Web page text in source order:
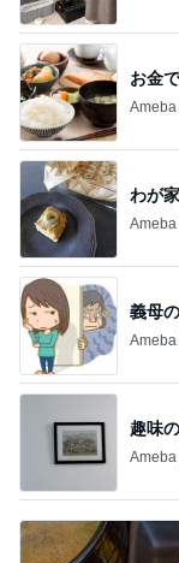
お金
Ameba
わが
Ameba
義母
Ameba
趣味
Ameba